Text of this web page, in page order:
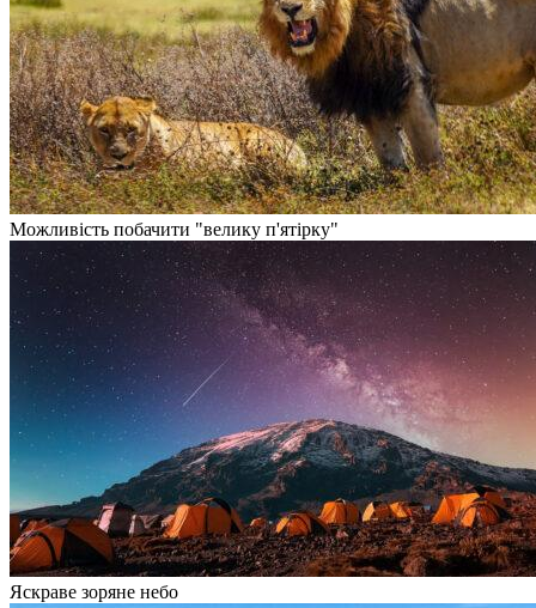
Можливість побачити "велику п'ятірку"
Яскраве зоряне небо